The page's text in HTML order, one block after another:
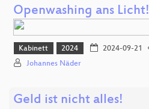
Openwashing ans Licht!
Kabinett 2024 2024-09-21
Johannes Näder
Geld ist nicht alles!